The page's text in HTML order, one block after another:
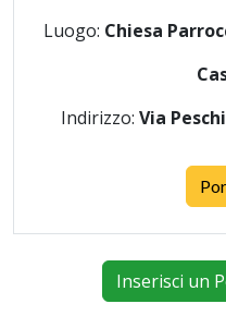
Luogo: Chiesa
Indirizzo: Via
Inserisci un